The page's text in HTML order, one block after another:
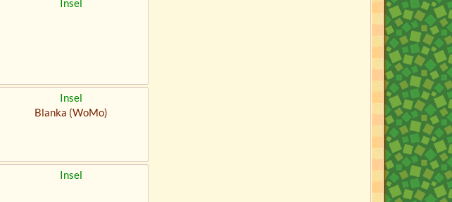
Insel
Insel
Blanka (WoMo)
Insel